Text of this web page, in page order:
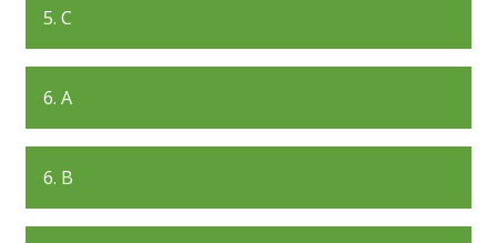
5. C
6. A
6. B